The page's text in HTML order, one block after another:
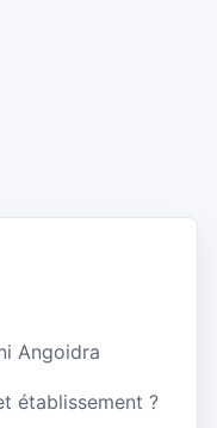
Angoidra
établissement ?